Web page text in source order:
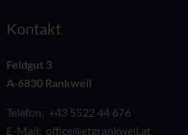
Kontakt
Feldgut 3
A-6830 Rankweil
Telefon: +43 5522 44 676
E-Mail: office@etgrankweil.at